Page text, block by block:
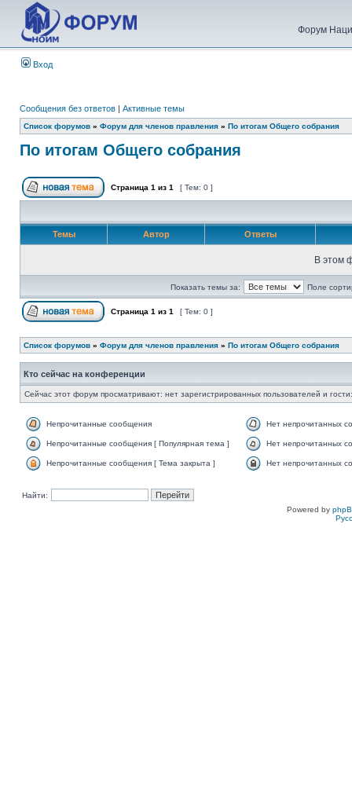
Форум
Вход
Сообщения без ответов | Активные темы
Список форумов » Форум для членов правления » По итогам Общего собрания
По итогам Общего собрания
Страница 1 из 1 [ Тем: 0 ]
Темы Автор Ответы
В этом
Показать темы за: Поле
Страница 1 из 1 [ Тем: 0 ]
Список форумов » Форум для членов правления » По итогам Общего собрания
Кто сейчас на конференции
Сейчас этот форум просматривают: нет зарегистрированных пользователей и
Непрочитанные сообщения Нет непрочитанных
Непрочитанные сообщения [ Популярная тема ] Нет непрочитанных
Непрочитанные сообщения [ Тема закрыта ] Нет непрочитанных
Найти:
Powered by